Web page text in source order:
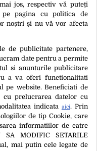
PNRR. „Nu există
asumat de
jos, respectiv vă puteți
pagina cu politica de
noștri și nu vă vor afecta
de publicitate partenere,
date pentru a permite
si anunturile publicitare
a va oferi functionalitati
pe website. Beneficiati de
cu prelucrarea datelor cu
indicata aici. Prin
de tip Cookie, care
informatiilor de catre
MODIFIC SETARILE
mai putin cele legate de